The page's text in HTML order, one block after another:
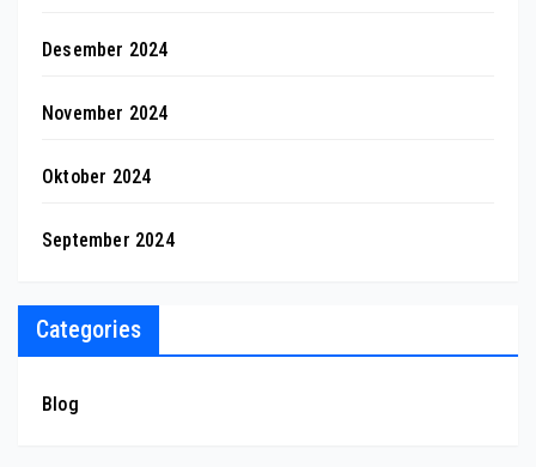
Desember 2024
November 2024
Oktober 2024
September 2024
Categories
Blog